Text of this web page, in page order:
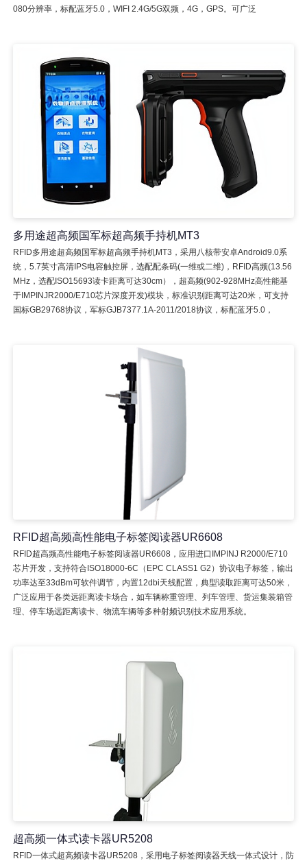
080分辨率，标配蓝牙5.0，WIFI 2.4G/5G双频，4G，GPS。可广泛
多用途超高频国军标超高频手持机MT3
RFID多用途超高频国军标超高频手持机MT3，采用八核带安卓Android9.0系
统，5.7英寸高清IPS电容触控屏，选配配条码(一维或二维)，RFID高频(13.56
MHz，选配ISO15693读卡距离可达30cm），超高频(902-928MHz高性能基
于IMPINJR2000/E710芯片深度开发)模块，标准识别距离可达20米，可支持
国标GB29768协议，军标GJB7377.1A-2011/2018协议，标配蓝牙5.0，
RFID超高频高性能电子标签阅读器UR6608
RFID超高频高性能电子标签阅读器UR6608，应用进口IMPINJ R2000/E710
芯片开发，支持符合ISO18000-6C（EPC CLASS1 G2）协议电子标签，输出
功率达至33dBm可软件调节，内置12dbi天线配置，典型读取距离可达50米，
广泛应用于各类远距离读卡场合，如车辆称重管理、列车管理、货运集装箱管
理、停车场远距离读卡、物流车辆等多种射频识别技术应用系统。
超高频一体式读卡器UR5208
RFID一体式超高频读卡器UR5208，采用电子标签阅读器天线一体式设计，防